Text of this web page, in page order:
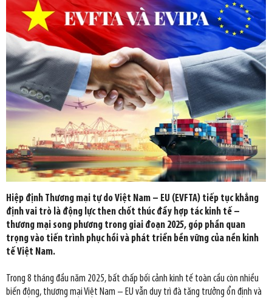
Hiệp định Thương mại tự do Việt Nam – EU (EVFTA) tiếp tục khẳng
định vai trò là động lực then chốt thúc đẩy hợp tác kinh tế –
thương mại song phương trong giai đoạn 2025, góp phần quan
trọng vào tiến trình phục hồi và phát triển bền vững của nền kinh
tế Việt Nam.
Trong 8 tháng đầu năm 2025, bất chấp bối cảnh kinh tế toàn cầu còn nhiều
biến động, thương mại Việt Nam – EU vẫn duy trì đà tăng trưởng ổn định và